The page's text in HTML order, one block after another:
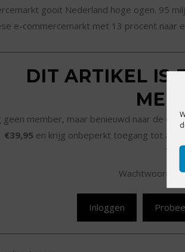
gooit Nederland hoge ogen. 95
e-commercemarkt met 13 procent naar
DIT ARTIKEL IS
geen member, maar benieuwd naar de
€39,95 en krijg onbeperkt toegang tot alle
Wachtwoord
Inloggen